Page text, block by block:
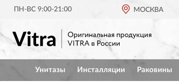
ПН-ВС 9:00-21:00 МОСКВА
Унитазы Инсталляции Раковины